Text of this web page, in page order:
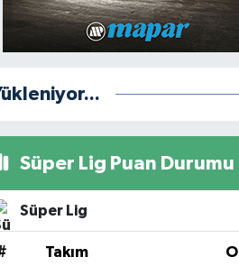
Süper Lig Puan Durumu
Süper Lig
Takım O